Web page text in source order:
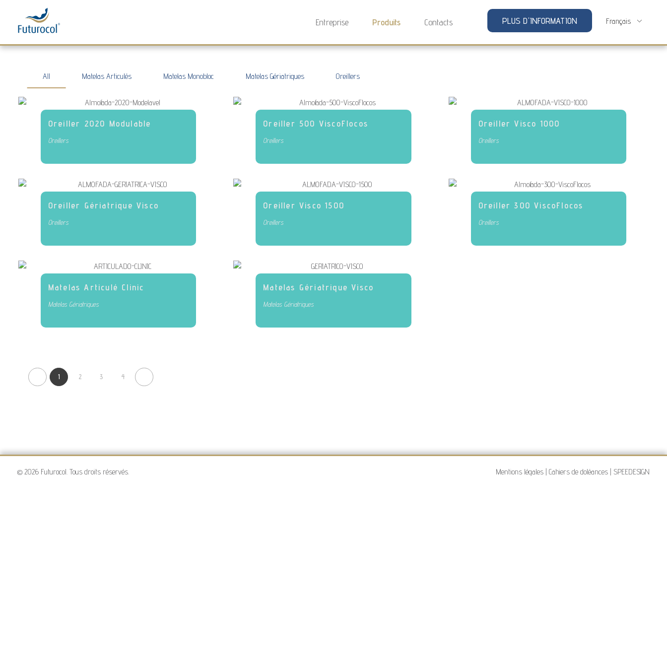
Entreprise Produits Contacts PLUS D'INFORMATION
All Matelas Articulés Matelas Monobloc Matelas Gériatriques Oreillers
Oreiller 2020 Modulable
Oreillers
Oreiller 500 ViscoFlocos
Oreillers
Oreiller Visco 1000
Oreillers
Oreiller Gériatrique Visco
Oreillers
Oreiller Visco 1500
Oreillers
Oreiller 300 ViscoFlocos
Oreillers
Matelas Articulé Clinic
Matelas Gériatriques
Matelas Gériatrique Visco
Matelas Gériatriques
1 2 3 4
© 2026 Futurocol. Tous droits réservés. Mentions légales | Cahiers de doléances | SPEEDESIGN